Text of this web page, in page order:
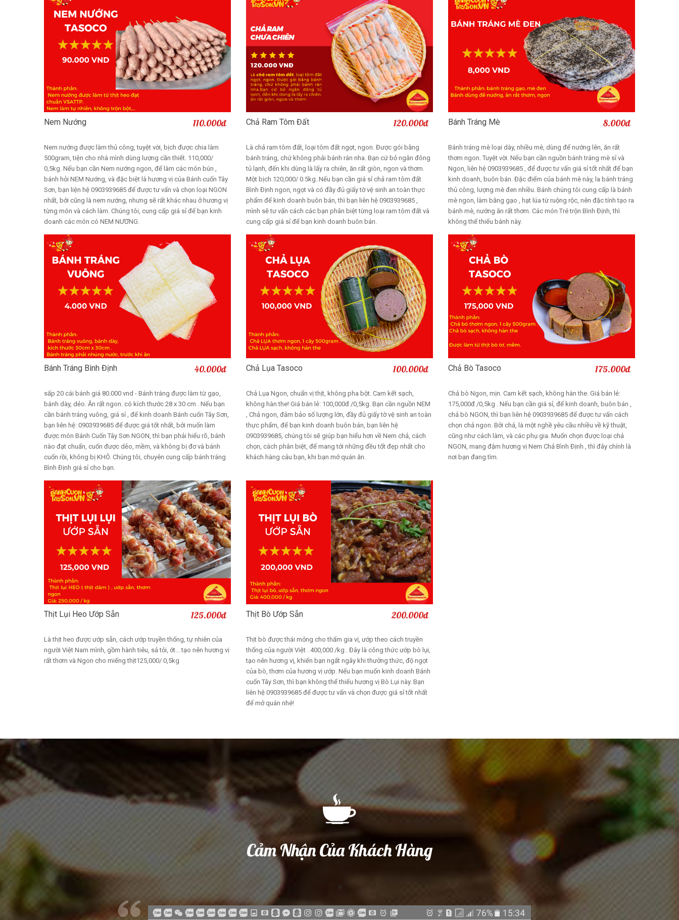
Thêm vào giỏ
Nem Nướng 110.000đ
Nem nướng được làm thủ công, tuyệt vời, bịch được chia làm
500gram, tiện cho nhà mình dùng lượng cần thiết. 110,000/
0,5kg. Nếu bạn cần Nem nướng ngon, để làm các món bún ,
bánh hỏi NEM Nướng, và đặc biệt là hương vị của Bánh cuốn Tây
Sơn, bạn liện hệ 0903939685 để được tư vấn và chọn loại NGON
nhất, bởi cũng là nem nướng, nhưng sẽ rất khác nhau ở hương vị
từng món và cách làm. Chúng tôi, cung cấp giá sỉ để bạn kinh
doanh các món có NEM NƯƠNG.
Thêm vào giỏ
Chả Ram Tôm Đất 120.000đ
Là chả ram tôm đất, loại tôm đất ngọt, ngon. Được gói bằng
bánh tráng, chứ không phải bánh rán nha. Bạn cứ bỏ ngăn đông
tủ lạnh, đến khi dùng là lấy ra chiên, ăn rất giòn, ngon và thơm.
Một bịch 120,000/ 0.5kg..Nếu bạn cần giá sỉ chả ram tôm đất
Bình Định ngon, ngọt và có đầy đủ giấy tờ vệ sinh an toàn thực
phẩm để kinh doanh buôn bán, thì bạn liên hệ 0903939685 ,
mình sẽ tư vấn cách các bạn phân biệt từng loại ram tôm đất và
cung cấp giá sỉ để bạn kinh doanh buôn bán.
Thêm vào giỏ
Bánh Tráng Mè 8.000đ
Bánh tráng mè loại dày, nhiều mè, dùng để nướng lên, ăn rất
thơm ngon. Tuyệt vời. Nếu bạn cần nguồn bánh tráng mè sỉ và
Ngon, liên hệ 0903939685 , để được tư vấn giá sỉ tốt nhất để bạn
kinh doanh, buôn bán. Đặc điểm của bánh mè này, la bánh tráng
thủ công, lượng mè đen nhiều. Bánh chúng tôi cung cấp là bánh
mè ngon, làm bằng gạo , hạt lúa từ ruộng rộc, nên đặc tính tạo ra
bánh mè, nướng ăn rất thơm. Các món Tré trộn Bình Định, thì
không thể thiếu bánh này.
Thêm vào giỏ
Bánh Tráng Bình Định 40.000đ
sấp 20 cái bánh giá 80.000 vnd - Bánh tráng được làm từ gạo,
bánh dày, dẻo. Ăn rất ngon. có kích thước 28 x 30 cm . Nếu bạn
cần bánh tráng vuông, giá sỉ , để kinh doanh Bánh cuốn Tây Sơn,
bạn liên hệ: 0903939685 để được giá tốt nhất, bởi muốn làm
được món Bánh Cuốn Tây Sơn NGON, thì bạn phải hiểu rõ, bánh
nào đạt chuẩn, cuốn được dẻo, mềm, và không bị đơ và bánh
cuốn rồi, không bị KHÔ. Chúng tôi, chuyên cung cấp bánh tráng
Bình Định giá sỉ cho bạn.
Thêm vào giỏ
Chả Lụa Tasoco 100.000đ
Chả Lụa Ngon, chuẩn vị thịt, không pha bột. Cam kết sạch,
không hàn the! Giá bán lẻ: 100,000đ /0,5kg. Bạn cần nguồn NEM
, Chả ngon, đảm bảo số lượng lớn, đầy đủ giấy tờ vệ sinh an toàn
thực phẩm, để bạn kinh doanh buôn bán, bạn liên hệ
0903939685, chúng tôi sẽ giúp bạn hiểu hơn về Nem chả, cách
chọn, cách phân biệt, để mang tới những đều tốt đẹp nhất cho
khách hàng cảu bạn, khi bạn mở quán ăn.
Thêm vào giỏ
Chả Bò Tasoco 175.000đ
Chả bò Ngon, mịn. Cam kết sạch, không hàn the. Giá bán lẻ:
175,000đ /0,5kg . Nếu bạn cần giá sỉ, để kinh doanh, buôn bán ,
chả bò NGON, thì bạn liên hệ 0903939685 để được tư vấn cách
chọn chả ngon. Bởi chả, là một nghề yêu cầu nhiều về kỹ thuật,
cũng như cách làm, và các phụ gia. Muốn chọn được loại chả
NGON, mang đậm hương vị Nem Chả Bình Định , thì đây chính là
nơi bạn đang tìm.
Thêm vào giỏ
Thịt Lụi Heo Ướp Sẵn 125.000đ
Là thịt heo được ướp sẵn, cách ướp truyền thống, tự nhiên của
người Việt Nam mình, gồm hành tiêu, sả tỏi, ớt... tạo nên hương vị
rất thơm và Ngon cho miếng thịt125,000/ 0,5kg
Thêm vào giỏ
Thịt Bò Ướp Sẵn 200.000đ
Thịt bò được thái mỏng cho thấm gia vị, ướp theo cách truyền
thống của người Việt . 400,000 /kg . Đây là công thức ướp bò lụi,
tạo nên hương vị, khiến bạn ngất ngây khi thưởng thức, độ ngọt
của bò, thơm của hương vị ướp. Nếu bạn muốn kinh doanh Bánh
cuốn Tây Sơn, thì bạn không thể thiếu hương vị Bò Lụi này. Bạn
liên hệ 0903939685 để được tư vấn và chọn được giá sỉ tốt nhất
để mở quán nhé!
Cảm Nhận Của Khách Hàng
9